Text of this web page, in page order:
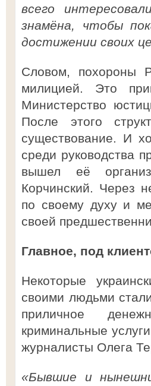
всего
знамёна, чтобы
достижении своих
Словом, похороны
милицией. Это
Министерство
После этого
существование. И
среди руководства
вышел её
Корчинский. Через
по своему духу и
своей
Главное, под
Некоторые
своими людьми
приличное
криминальные
журналисты Олега
«Бывшие и